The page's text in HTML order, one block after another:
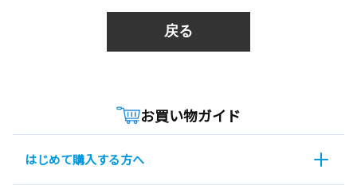
戻る
お買い物ガイド
はじめて購入する方へ